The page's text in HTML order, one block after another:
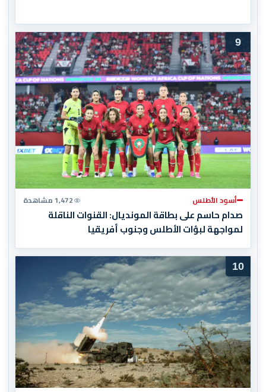
9
أسود الأطلس 1,472 مشاهدة
صدام حاسم على بطاقة المونديال: القنوات الناقلة
لمواجهة لبؤات الأطلس وجنوب أفريقيا
10